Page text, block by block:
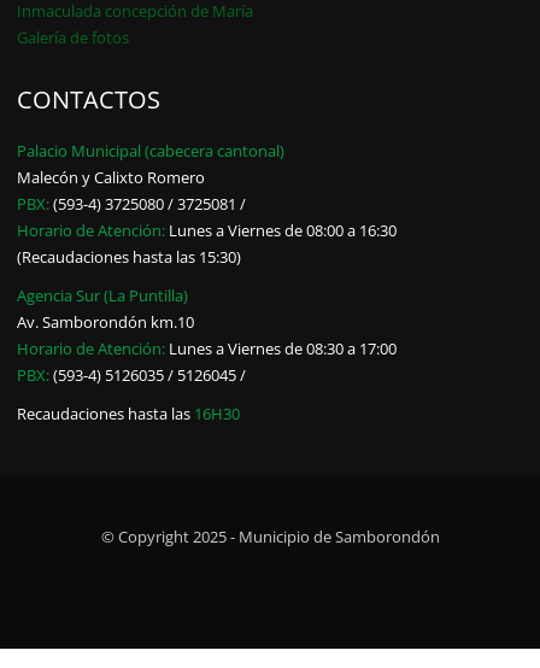
Inmaculada concepción de María
Galería de fotos
CONTACTOS
Palacio Municipal (cabecera cantonal)
Malecón y Calixto Romero
PBX:(593-4) 3725080 / 3725081 /
Horario de Atención: Lunes a Viernes de 08:00 a 16:30
(Recaudaciones hasta las 15:30)
Agencia Sur (La Puntilla)
Av. Samborondón km.10
Horario de Atención: Lunes a Viernes de 08:30 a 17:00
PBX:(593-4) 5126035 / 5126045 /
Recaudaciones hasta las 16H30
© Copyright 2025 - Municipio de Samborondón